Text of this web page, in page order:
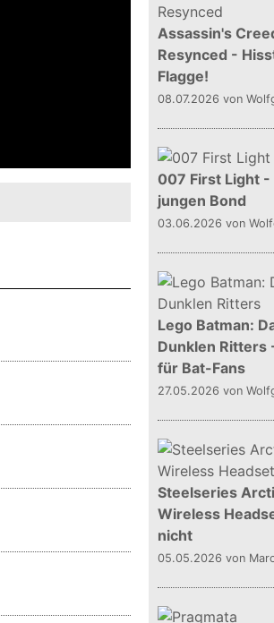
Assassin's
Resynced -
Flagge!
08.07.2026 von
007 First Light -
jungen Bond
03.06.2026 von
Lego Batman:
Dunklen Ritters
für Bat-Fans
27.05.2026 von
Steelseries
Wireless
nicht
05.05.2026 von